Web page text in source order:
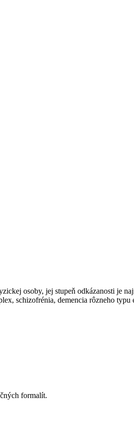
osoby, jej stupeň odkázanosti je
schizofrénia, demencia rôzneho
formalít.